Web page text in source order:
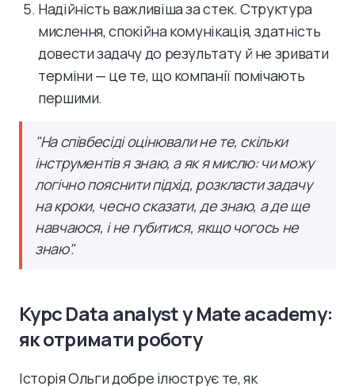
Надійність важливіша за стек. Структура
мислення, спокійна комунікація, здатність
довести задачу до результату й не зривати
терміни — це те, що компанії помічають
першими.
"На співбесіді оцінювали не те, скільки
інструментів я знаю, а як я мислю: чи можу
логічно пояснити підхід, розкласти задачу
на кроки, чесно сказати, де знаю, а де ще
навчаюся, і не губитися, якщо чогось не
знаю".
Курс Data analyst у Mate academy:
як отримати роботу
Історія Ольги добре ілюструє те, як